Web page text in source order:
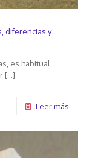
diferencias y
es habitual
[…]
Leer más